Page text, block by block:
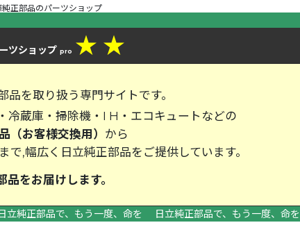
純正部品のパーツショップ
ツショップ pro ★ ★
品を取り扱う専門サイトです。
冷蔵庫・掃除機・I H・エコキュートなどの
（お客様交換用） から
まで,幅広く日立純正部品をご提供しています。
の純正部品をお届けします。
純正部品で、もう一度、命を 日立純正部品で、もう一度、命を